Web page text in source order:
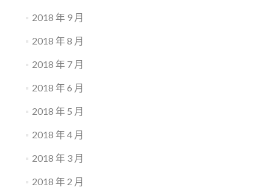
2018 年 9 月
2018 年 8 月
2018 年 7 月
2018 年 6 月
2018 年 5 月
2018 年 4 月
2018 年 3 月
2018 年 2 月